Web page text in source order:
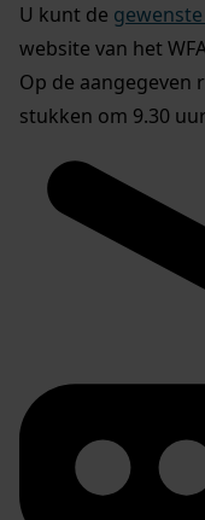
U kunt de
website van het
Op de aangegeven
stukken om 9.30